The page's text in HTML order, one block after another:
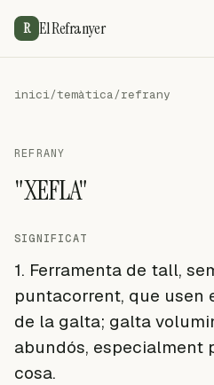
R El Refranyer
inici/temàtica/refrany
REFRANY
"XEFLA"
SIGNIFICAT
1. Ferramenta de tall,
puntacorrent, que usen
de la galta; galta
abundós, especialment
cosa.